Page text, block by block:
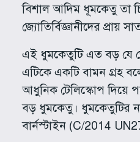
বিশাল আদিম ধূমকেতু তা
জ্যোতির্বিজ্ঞানীদের প্রায়
এই ধুমকেতুটি এত বড় যে
এটিকে একটি বামন গ্রহ
আধুনিক টেলিস্কোপ দিয়ে
বড় ধুমকেতু। ধুমকেতুটির নাম
বার্নস্টাইন (C/2014